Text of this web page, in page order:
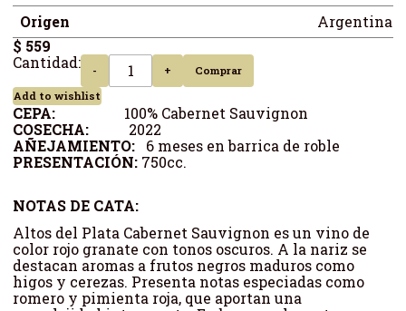
Origen
Argentina
$ 559
Cantidad:
- +
Comprar
Add to wishlist
CEPA: 100% Cabernet Sauvignon
COSECHA: 2022
AÑEJAMIENTO: 6 meses en barrica de roble
PRESENTACIÓN: 750cc.
NOTAS DE CATA:
Altos del Plata Cabernet Sauvignon es un vino de
color rojo granate con tonos oscuros. A la nariz se
destacan aromas a frutos negros maduros como
higos y cerezas. Presenta notas especiadas como
romero y pimienta roja, que aportan una